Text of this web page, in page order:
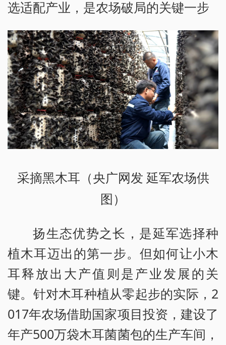
选适配产业，是农场破局的关键一步
采摘黑木耳（央广网发 延军农场供
图）
扬生态优势之长，是延军选择种
植木耳迈出的第一步。但如何让小木
耳释放出大产值则是产业发展的关
键。针对木耳种植从零起步的实际，2
017年农场借助国家项目投资，建设了
年产500万袋木耳菌菌包的生产车间，